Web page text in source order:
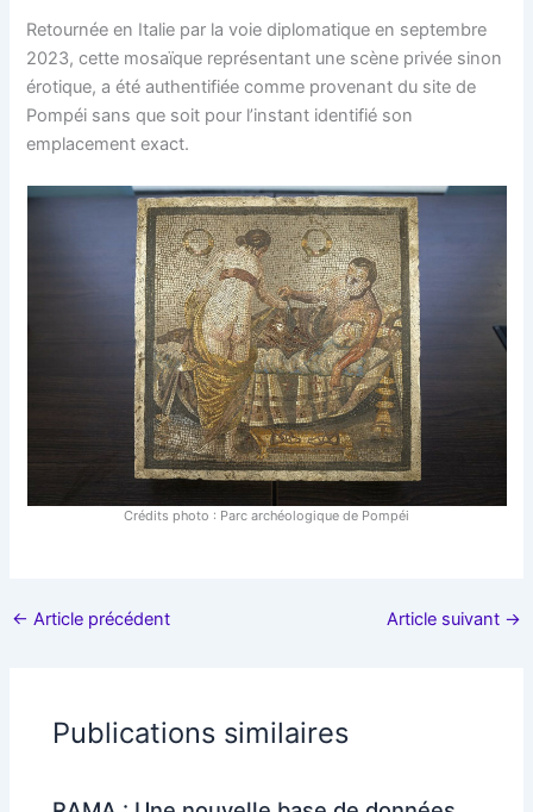
Retournée en Italie par la voie diplomatique en septembre
2023, cette mosaïque représentant une scène privée sinon
érotique, a été authentifiée comme provenant du site de
Pompéi sans que soit pour l’instant identifié son
emplacement exact.
Crédits photo : Parc archéologique de Pompéi
← Article précédent Article suivant →
Publications similaires